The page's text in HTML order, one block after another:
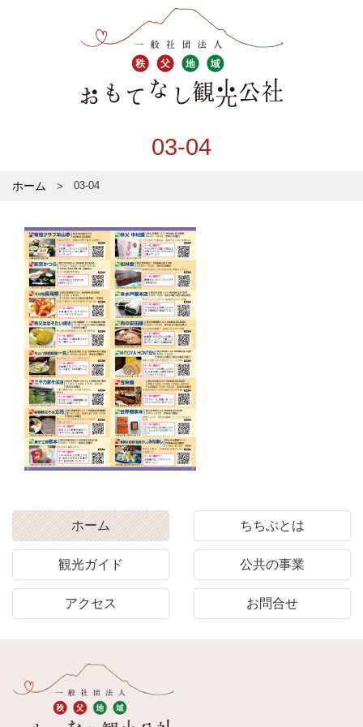
03-04
ホーム 03-04
ホーム ちちぶとは
観光ガイド 公共の事業
アクセス お問合せ